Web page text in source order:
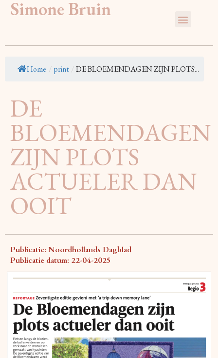
Simone Bruin
Home / print /DE BLOEMENDAGEN ZIJN PLOTS...
DE
BLOEMENDAGEN
ZIJN PLOTS
ACTUELER DAN
OOIT
Publicatie: Noordhollands Dagblad
Publicatie datum: 22-04-2025